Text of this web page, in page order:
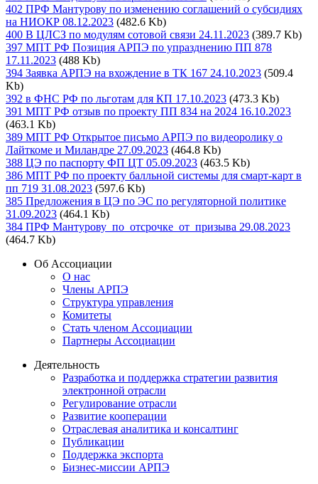
402 ПРФ Мантурову по изменению соглашений о субсидиях
на НИОКР 08.12.2023 (482.6 Kb)
400 В ЦЛСЗ по модулям сотовой связи 24.11.2023 (389.7 Kb)
397 МПТ РФ Позиция АРПЭ по упразднению ПП 878
17.11.2023 (488 Kb)
394 Заявка АРПЭ на вхождение в ТК 167 24.10.2023 (509.4
Kb)
392 в ФНС РФ по льготам для КП 17.10.2023 (473.3 Kb)
391 МПТ РФ отзыв по проекту ПП 834 на 2024 16.10.2023
(463.1 Kb)
389 МПТ РФ Открытое письмо АРПЭ по видеоролику о
Лайткоме и Миландре 27.09.2023 (464.8 Kb)
388 ЦЭ по паспорту ФП ЦТ 05.09.2023 (463.5 Kb)
386 МПТ РФ по проекту балльной системы для смарт-карт в
пп 719 31.08.2023 (597.6 Kb)
385 Предложения в ЦЭ по ЭС по регуляторной политике
31.09.2023 (464.1 Kb)
384 ПРФ Мантурову_по_отсрочке_от_призыва 29.08.2023
(464.7 Kb)
Об Ассоциации
О нас
Члены АРПЭ
Структура управления
Комитеты
Стать членом Ассоциации
Партнеры Ассоциации
Деятельность
Разработка и поддержка стратегии развития
электронной отрасли
Регулирование отрасли
Развитие кооперации
Отраслевая аналитика и консалтинг
Публикации
Поддержка экспорта
Бизнес-миссии АРПЭ